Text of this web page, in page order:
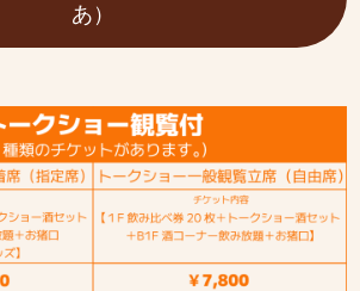
あ）